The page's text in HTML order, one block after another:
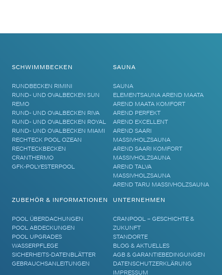
SCHWIMMBECKEN
RUNDBECKEN RIMINI
RUND- UND OVALBECKEN SUN
REMO
RUND- UND OVALBECKEN RIVA
RUND- UND OVALBECKEN ROYAL
RUND- UND OVALBECKEN MIAMI
RECHTECK POOL OZEAN
RECHTECKBECKEN
CRANTHERMO
GFK-POLYESTERPOOL
SAUNA
SAUNA
ELEMENTSAUNA AREND MAATA
AREND MAATA KOMFORT
AREND PERFEKT
AREND EXCELLENT
AREND SAARI
MASSIVHOLZSAUNA
AREND SAARI KOMFORT
MASSIVHOLZSAUNA
AREND TALVA
MASSIVHOLZSAUNA
AREND TARU MASSIVHOLZSAUNA
ZUBEHÖR & INFORMATIONEN
POOL ÜBERDACHUNGEN
POOL ABDECKUNGEN
POOL UPGRADES
WASSERPFLEGE
SICHERHEITS-DATENBLÄTTER
GEBRAUCHSANLEITUNGEN
UNTERNEHMEN
CRANPOOL – GESCHICHTE &
ZUKUNFT
STANDORTE
BLOG & AKTUELLES
AGB & GARANTIEBEDINGUNGEN
DATENSCHUTZERKLÄRUNG
IMPRESSUM